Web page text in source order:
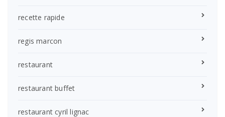
recette rapide
regis marcon
restaurant
restaurant buffet
restaurant cyril lignac